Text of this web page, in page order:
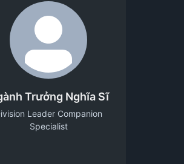
Trưởng Nghĩa Sĩ
Leader Companion
Specialist